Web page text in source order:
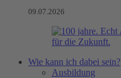
09.07.2026
Wie kann ich dabei sein?
Ausbildung